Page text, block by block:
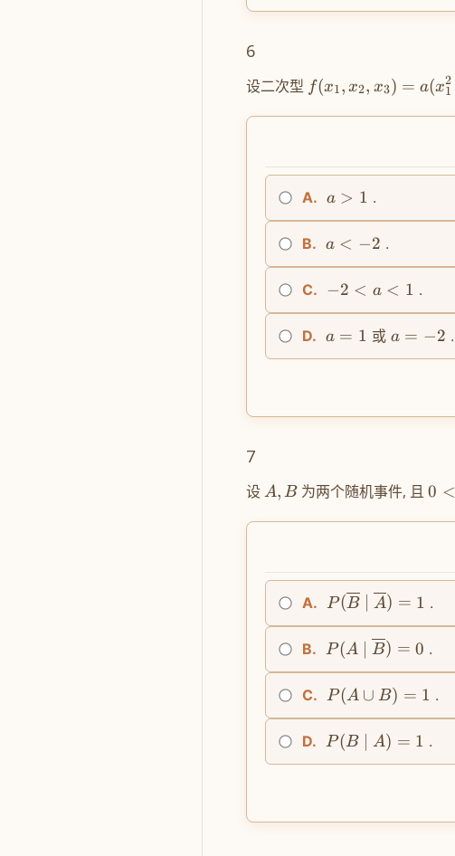
6
设二次型 f(x1, x2, x3) = a(x1
2
A. a > 1 .
B. a < −2 .
C. −2 < a < 1 .
D. a = 1 或 a = −2 .
7
设 A, B 为两个随机事件, 且0 <
A. P( B A) = 1 .
B. P(A ∣ B) = 0 .
C. P(A ∪ B) = 1 .
D. P( B ∣ A) = 1 .